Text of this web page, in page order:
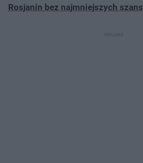
Rosjanin bez najmniejszych szans